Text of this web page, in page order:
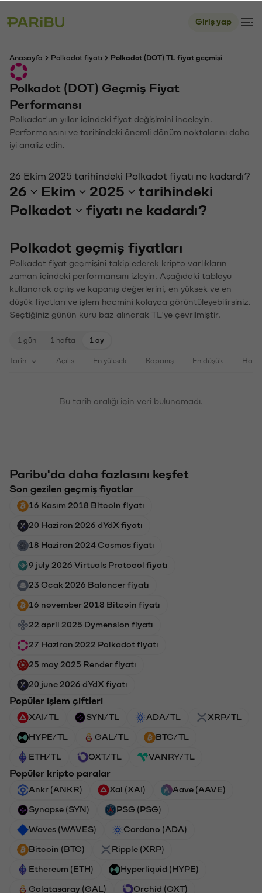
Giriş yap
Anasayfa Polkadot fiyatı Polkadot (DOT) TL fiyat geçmişi
Polkadot (DOT) Geçmiş Fiyat
Performansı
Polkadot'un yıllar içindeki fiyat değişimini inceleyin.
Performansını ve tarihindeki önemli dönüm noktalarını daha
iyi analiz edin.
26 Ekim 2025 tarihindeki Polkadot fiyatı ne kadardı?
26 Ekim 2025
tarihindeki
Polkadot
fiyatı ne kadardı?
Polkadot geçmiş fiyatları
Polkadot fiyat geçmişini takip ederek kripto varlıkların
zaman içindeki performansını izleyin. Aşağıdaki tabloyu
kullanarak açılış ve kapanış değerlerini, en yüksek ve en
düşük fiyatları ve işlem hacmini kolayca görüntüleyebilirsiniz.
Seçtiğiniz günün kuru baz alınarak TL'ye çevrilmiştir.
1 gün 1 hafta 1 ay
Tarih Açılış En yüksek Kapanış En düşük
Bu tarih aralığı için veri bulunamadı.
Paribu'da daha fazlasını keşfet
Son gezilen geçmiş fiyatlar
16 Kasım 2018 Bitcoin fiyatı
20 Haziran 2026 dYdX fiyatı
18 Haziran 2024 Cosmos fiyatı
9 july 2026 Virtuals Protocol fiyatı
23 Ocak 2026 Balancer fiyatı
16 november 2018 Bitcoin fiyatı
22 april 2025 Dymension fiyatı
27 Haziran 2022 Polkadot fiyatı
25 may 2025 Render fiyatı
20 june 2026 dYdX fiyatı
Popüler işlem çiftleri
XAI/TL SYN/TL ADA/TL XRP/TL
HYPE/TL GAL/TL BTC/TL
ETH/TL OXT/TL VANRY/TL
Popüler kripto paralar
Ankr (ANKR) Xai (XAI) Aave (AAVE)
Synapse (SYN) PSG (PSG)
Waves (WAVES) Cardano (ADA)
Bitcoin (BTC) Ripple (XRP)
Ethereum (ETH) Hyperliquid (HYPE)
Galatasaray (GAL) Orchid (OXT)